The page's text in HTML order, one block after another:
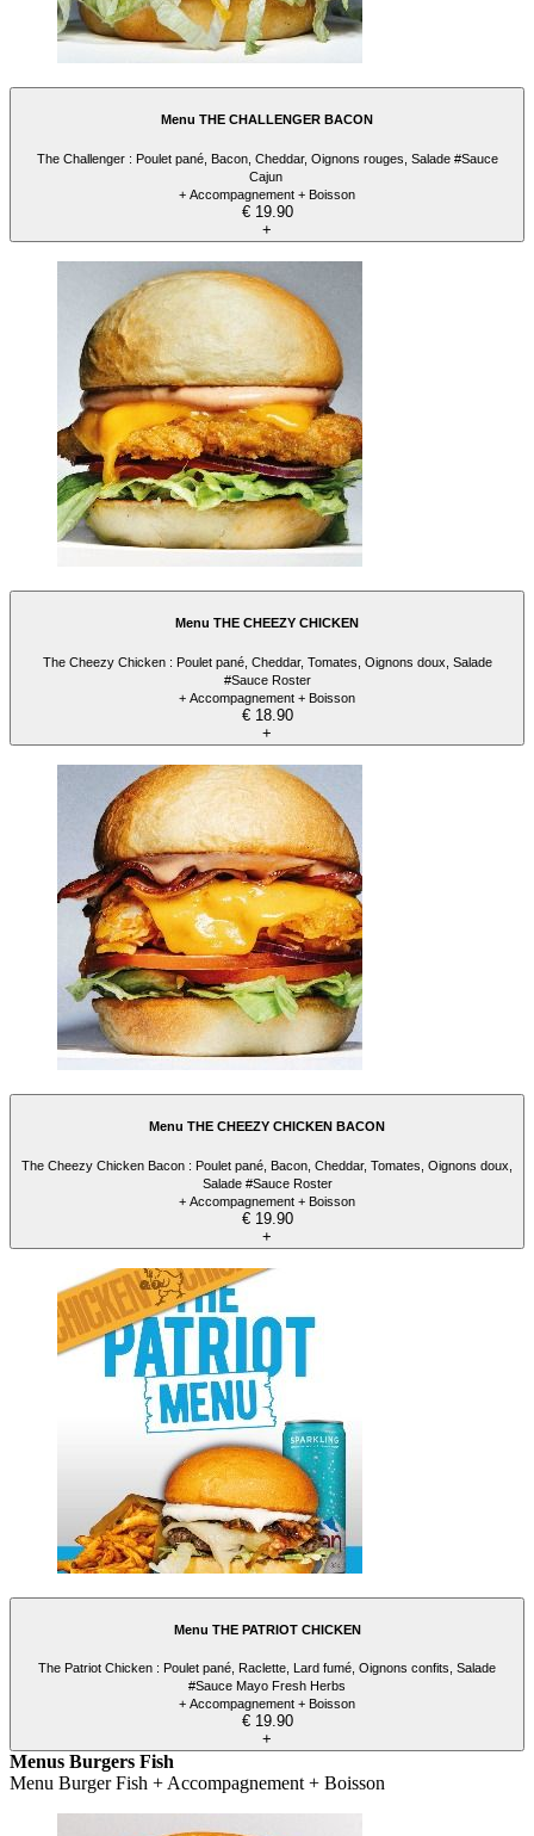
Menu THE CHALLENGER BACON
The Challenger : Poulet pané, Bacon, Cheddar, Oignons rouges, Salade #Sauce
Cajun
+ Accompagnement + Boisson
€ 19.90
+
Menu THE CHEEZY CHICKEN
The Cheezy Chicken : Poulet pané, Cheddar, Tomates, Oignons doux, Salade
#Sauce Roster
+ Accompagnement + Boisson
€ 18.90
+
Menu THE CHEEZY CHICKEN BACON
The Cheezy Chicken Bacon : Poulet pané, Bacon, Cheddar, Tomates, Oignons doux,
Salade #Sauce Roster
+ Accompagnement + Boisson
€ 19.90
+
Menu THE PATRIOT CHICKEN
The Patriot Chicken : Poulet pané, Raclette, Lard fumé, Oignons confits, Salade
#Sauce Mayo Fresh Herbs
+ Accompagnement + Boisson
€ 19.90
+
Menus Burgers Fish
Menu Burger Fish + Accompagnement + Boisson